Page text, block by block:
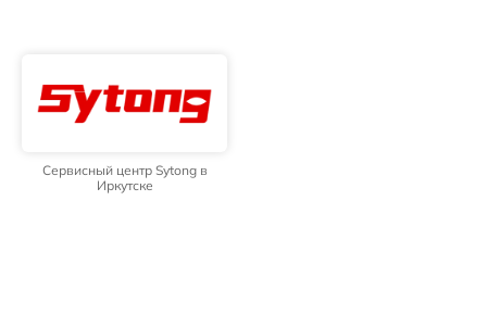
Сервисный центр Sytong в
Иркутске